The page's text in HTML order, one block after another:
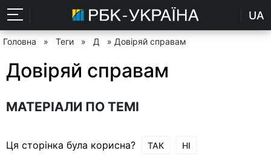
UA
Головна » Теги » Д » Довіряй справам
Довіряй справам
МАТЕРІАЛИ ПО ТЕМІ
Ця сторінка була корисна? ТАК НІ